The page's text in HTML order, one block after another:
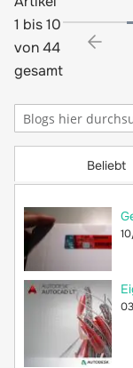
Beliebt
1 bis 10
von 44
gesamt